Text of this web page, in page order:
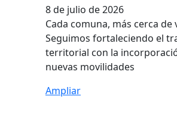
8 de julio de 2026
Cada comuna, más cerca de
Seguimos fortaleciendo el
territorial con la
nuevas movilidades
Ampliar